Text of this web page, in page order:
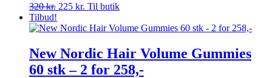
320kr. Den
pris
320 kr..
225 kr. Den
pris
225 kr..
Til butik
Tilbud!
New Nordic Hair Volume Gummies
60 stk – 2 for 258,-